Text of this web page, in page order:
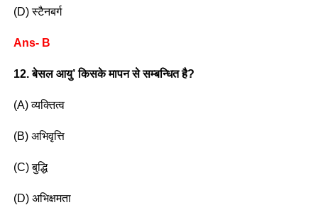
(D) स्टैनबर्ग
Ans- B
12. बेसल आयु’ किसके मापन से सम्बन्धित है?
(A) व्यक्तित्व
(B) अभिवृत्ति
(C) बुद्धि
(D) अभिक्षमता